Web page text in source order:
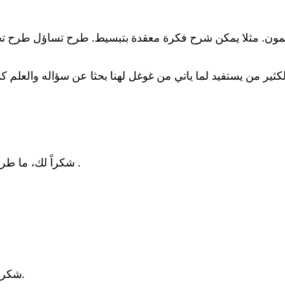
مثلا يمكن شرح فكرة معقدة بتبسيط. طرح تساؤل طرح
شكراً لك، ما طرحته ملفت، ما طرحته متجه لجعل العلوم تناقش هنا، بدلاً كطرحها مادة لتلقي فقط .
شكرا لك . اعتبرني متابع لمواضيعك وما تطرحه وساشارك فيه واشاركه بإذن الله تعالى.